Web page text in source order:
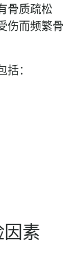
骨质疏松
伤而频繁骨
括：
素